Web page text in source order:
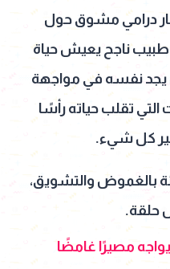
درامي مشوق حول
ناجح يعيش حياة
يجد نفسه في مواجهة
تقلب حياته رأسًا
كل شيء.
بالغموض والتشويق،
حلقة.
مصيرًا غامضًا